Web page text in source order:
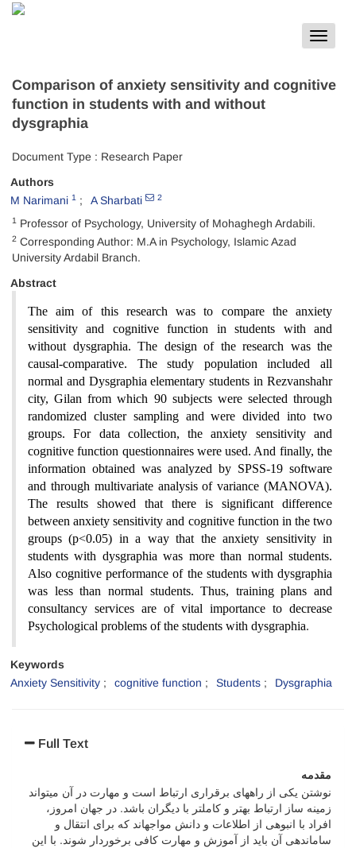
Toggle
Comparison of anxiety sensitivity and cognitive
function in students with and without
dysgraphia
Document Type : Research Paper
Authors
M Narimani 1 A Sharbati 2
1 Professor of Psychology, University of Mohaghegh Ardabili.
2 Corresponding Author: M.A in Psychology, Islamic Azad
University Ardabil Branch.
Abstract
The aim of this research was to compare the anxiety
sensitivity and cognitive function in students with and
without dysgraphia. The design of the research was the
causal-comparative. The study population included all
normal and Dysgraphia elementary students in Rezvanshahr
city, Gilan from which 90 subjects were selected through
randomized cluster sampling and were divided into two
groups. For data collection, the anxiety sensitivity and
cognitive function questionnaires were used. And finally, the
information obtained was analyzed by SPSS-19 software
and through multivariate analysis of variance (MANOVA).
The results showed that there is significant difference
between anxiety sensitivity and cognitive function in the two
groups (p<0.05) in a way that the anxiety sensitivity in
students with dysgraphia was more than normal students.
Also cognitive performance of the students with dysgraphia
was less than normal students. Thus, training plans and
consultancy services are of vital importance to decrease
Psychological problems of the students with dysgraphia.
Keywords
Anxiety Sensitivity
cognitive function Students Dysgraphia
Full Text
مقدمه
نوشتن یکی از راه­های برقراری ارتباط است و مهارت در آن می­تواند
زمینه ساز ارتباط بهتر و کامل­تر با دیگران باشد. در جهان امروز،
افراد با انبوهی از اطلاعات و دانش مواجه­اند که برای انتقال و
سامان­دهی آن باید از آموزش و مهارت کافی برخوردار شوند. با این